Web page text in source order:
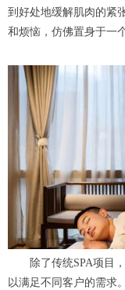
到好处地缓解肌肉的紧
和烦恼，仿佛置身于一
除了传统SPA项目，
以满足不同客户的需求